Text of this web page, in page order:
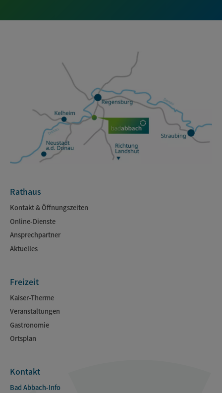
Rathaus
Kontakt & Öffnungszeiten
Online-Dienste
Ansprechpartner
Aktuelles
Freizeit
Kaiser-Therme
Veranstaltungen
Gastronomie
Ortsplan
Kontakt
Bad Abbach-Info